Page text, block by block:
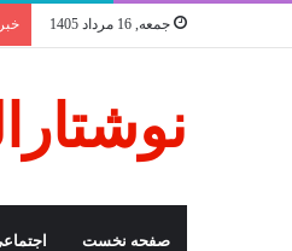
جمعه, 16 مرداد 1405
صفحه نخست